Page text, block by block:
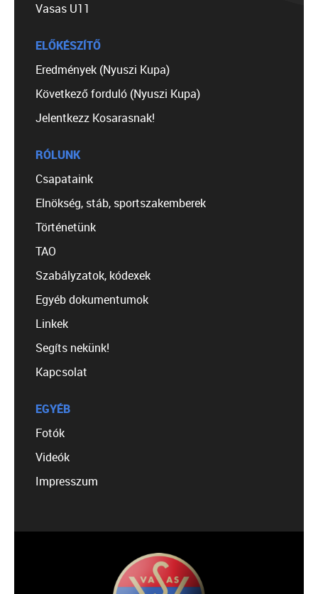
Vasas U11
ELŐKÉSZÍTŐ
Eredmények (Nyuszi Kupa)
Következő forduló (Nyuszi Kupa)
Jelentkezz Kosarasnak!
RÓLUNK
Csapataink
Elnökség, stáb, sportszakemberek
Történetünk
TAO
Szabályzatok, kódexek
Egyéb dokumentumok
Linkek
Segíts nekünk!
Kapcsolat
EGYÉB
Fotók
Videók
Impresszum